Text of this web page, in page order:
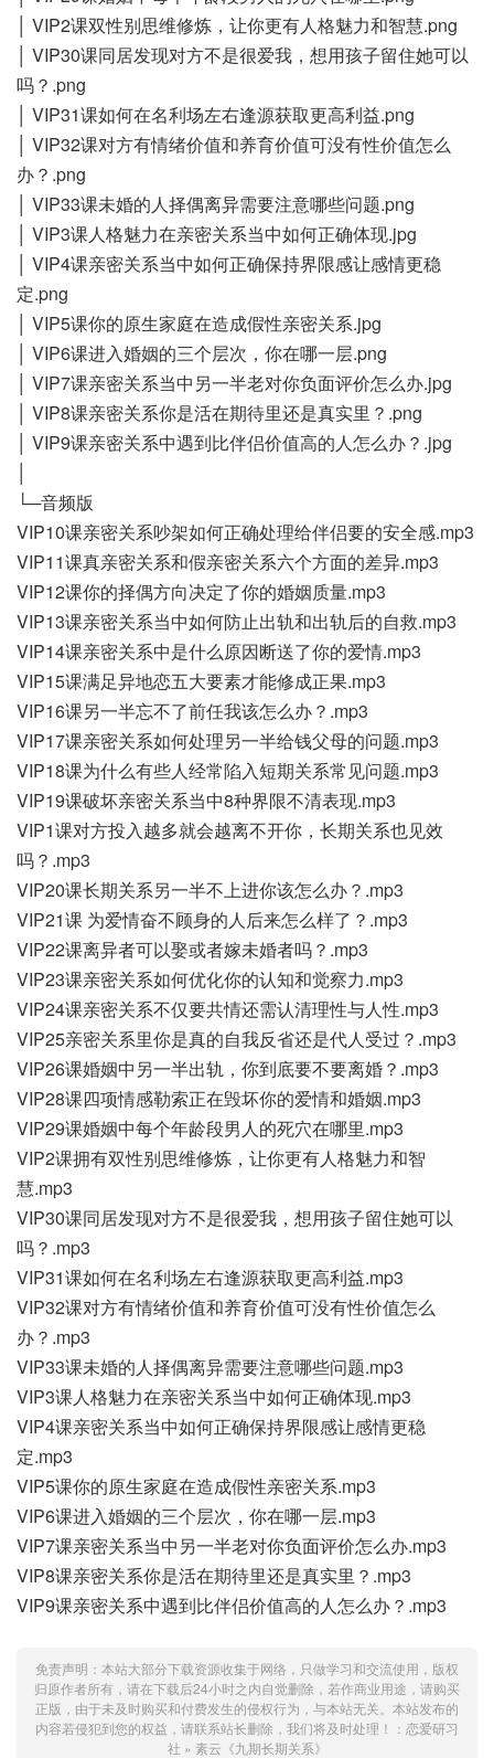
│ VIP2课双性别思维修炼，让你更有人格魅力和智慧.png
│ VIP30课同居发现对方不是很爱我，想用孩子留住她可以
吗？.png
│ VIP31课如何在名利场左右逢源获取更高利益.png
│ VIP32课对方有情绪价值和养育价值可没有性价值怎么
办？.png
│ VIP33课未婚的人择偶离异需要注意哪些问题.png
│ VIP3课人格魅力在亲密关系当中如何正确体现.jpg
│ VIP4课亲密关系当中如何正确保持界限感让感情更稳
定.png
│ VIP5课你的原生家庭在造成假性亲密关系.jpg
│ VIP6课进入婚姻的三个层次，你在哪一层.png
│ VIP7课亲密关系当中另一半老对你负面评价怎么办.jpg
│ VIP8课亲密关系你是活在期待里还是真实里？.png
│ VIP9课亲密关系中遇到比伴侣价值高的人怎么办？.jpg
└─音频版
VIP10课亲密关系吵架如何正确处理给伴侣要的安全感.mp3
VIP11课真亲密关系和假亲密关系六个方面的差异.mp3
VIP12课你的择偶方向决定了你的婚姻质量.mp3
VIP13课亲密关系当中如何防止出轨和出轨后的自救.mp3
VIP14课亲密关系中是什么原因断送了你的爱情.mp3
VIP15课满足异地恋五大要素才能修成正果.mp3
VIP16课另一半忘不了前任我该怎么办？.mp3
VIP17课亲密关系如何处理另一半给钱父母的问题.mp3
VIP18课为什么有些人经常陷入短期关系常见问题.mp3
VIP19课破坏亲密关系当中8种界限不清表现.mp3
VIP1课对方投入越多就会越离不开你，长期关系也见效
吗？.mp3
VIP20课长期关系另一半不上进你该怎么办？.mp3
VIP21课 为爱情奋不顾身的人后来怎么样了？.mp3
VIP22课离异者可以娶或者嫁未婚者吗？.mp3
VIP23课亲密关系如何优化你的认知和觉察力.mp3
VIP24课亲密关系不仅要共情还需认清理性与人性.mp3
VIP25亲密关系里你是真的自我反省还是代人受过？.mp3
VIP26课婚姻中另一半出轨，你到底要不要离婚？.mp3
VIP28课四项情感勒索正在毁坏你的爱情和婚姻.mp3
VIP29课婚姻中每个年龄段男人的死穴在哪里.mp3
VIP2课拥有双性别思维修炼，让你更有人格魅力和智
慧.mp3
VIP30课同居发现对方不是很爱我，想用孩子留住她可以
吗？.mp3
VIP31课如何在名利场左右逢源获取更高利益.mp3
VIP32课对方有情绪价值和养育价值可没有性价值怎么
办？.mp3
VIP33课未婚的人择偶离异需要注意哪些问题.mp3
VIP3课人格魅力在亲密关系当中如何正确体现.mp3
VIP4课亲密关系当中如何正确保持界限感让感情更稳
定.mp3
VIP5课你的原生家庭在造成假性亲密关系.mp3
VIP6课进入婚姻的三个层次，你在哪一层.mp3
VIP7课亲密关系当中另一半老对你负面评价怎么办.mp3
VIP8课亲密关系你是活在期待里还是真实里？.mp3
VIP9课亲密关系中遇到比伴侣价值高的人怎么办？.mp3
免责声明：本站大部分下载资源收集于网络，只做学习和交流使用，版权
归原作者所有，请在下载后24小时之内自觉删除，若作商业用途，请购买
正版，由于未及时购买和付费发生的侵权行为，与本站无关。本站发布的
内容若侵犯到您的权益，请联系站长删除，我们将及时处理！： 恋爱研习
社 » 素云《九期长期关系》